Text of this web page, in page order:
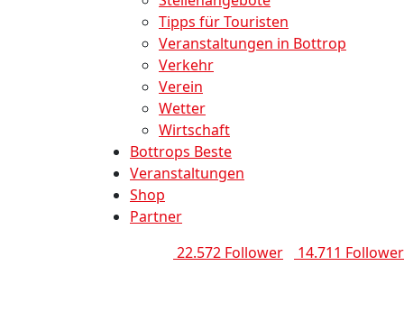
Tipps für Touristen
Veranstaltungen in Bottrop
Verkehr
Verein
Wetter
Wirtschaft
Bottrops Beste
Veranstaltungen
Shop
Partner
22.572 Follower
14.711 Follower